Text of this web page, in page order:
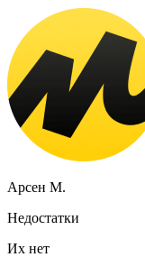
Арсен М.
Недостатки
Их нет